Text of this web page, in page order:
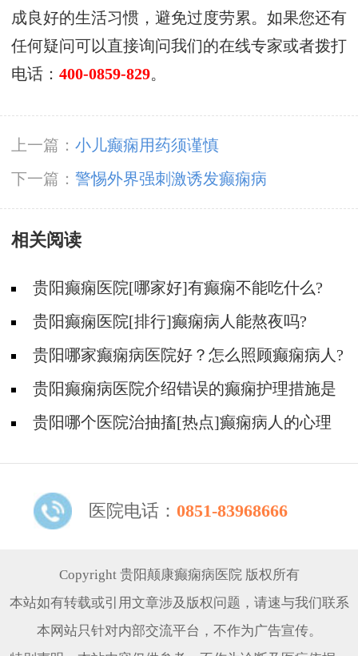
成良好的生活习惯，避免过度劳累。如果您还有
任何疑问可以直接询问我们的在线专家或者拨打
电话： 400-0859-829。
上一篇： 小儿癫痫用药须谨慎
下一篇： 警惕外界强刺激诱发癫痫病
相关阅读
贵阳癫痫医院[哪家好]有癫痫不能吃什么?
贵阳癫痫医院[排行]癫痫病人能熬夜吗?
贵阳哪家癫痫病医院好？怎么照顾癫痫病人?
贵阳癫痫病医院介绍错误的癫痫护理措施是
哪些？
贵阳哪个医院治抽搐[热点]癫痫病人的心理
医院电话： 0851-83968666
Copyright 贵阳颠康癫痫病医院 版权所有
本站如有转载或引用文章涉及版权问题，请速与我们联系
本网站只针对内部交流平台，不作为广告宣传。